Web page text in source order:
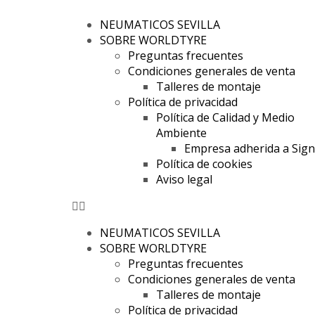
NEUMATICOS SEVILLA
SOBRE WORLDTYRE
Preguntas frecuentes
Condiciones generales de venta
Talleres de montaje
Política de privacidad
Política de Calidad y Medio
Ambiente
Empresa adherida a
Política de cookies
Aviso legal
NEUMATICOS SEVILLA
SOBRE WORLDTYRE
Preguntas frecuentes
Condiciones generales de venta
Talleres de montaje
Política de privacidad